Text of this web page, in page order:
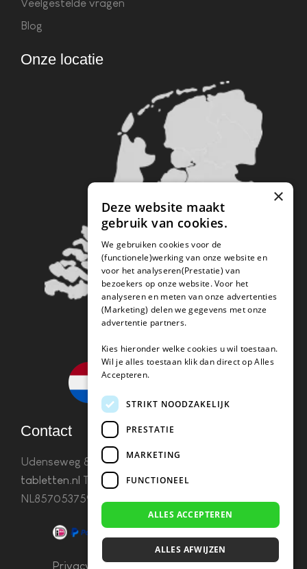
Veelgestelde vragen
Blog
Onze locatie
Contact
Udenseweg 8B 5405 PA Udeninfo(@)koffie-
tabletten.nl Tel. 085 782 5578KvK 67529623 Btw:
NL857053759B01
Privacy & Cookies–Algemene Voorwaarden
×
Deze website maakt
gebruik van cookies.
We gebruiken cookies voor de
(functionele)werking van onze website en
voor het analyseren(Prestatie) van
bezoekers op onze website. Voor het
analyseren en meten van onze advertenties
(Marketing) delen we gegevens met onze
advertentie partners.
Kies hieronder welke cookies u wil toestaan.
Wil je alles toestaan klik dan direct op Alles
Accepteren.
STRIKT NOODZAKELIJK
PRESTATIE
MARKETING
FUNCTIONEEL
ALLES ACCEPTEREN
ALLES AFWIJZEN